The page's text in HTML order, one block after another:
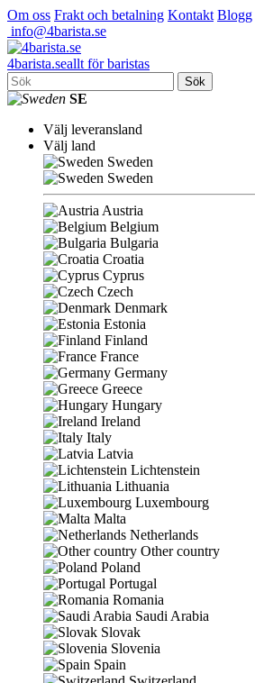
Om oss Frakt och betalning Kontakt Blogg
info@4barista.se
4barista.seallt för baristas
Sök
SE
Välj leveransland
Välj land
Sweden
Sweden
Austria
Belgium
Bulgaria
Croatia
Cyprus
Czech
Denmark
Estonia
Finland
France
Germany
Greece
Hungary
Ireland
Italy
Latvia
Lichtenstein
Lithuania
Luxembourg
Malta
Netherlands
Other country
Poland
Portugal
Romania
Saudi Arabia
Slovak
Slovenia
Spain